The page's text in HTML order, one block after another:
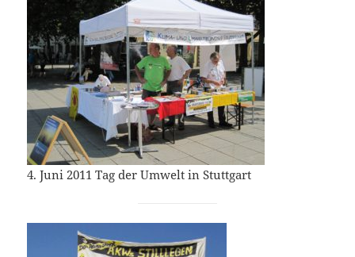
4. Juni 2011 Tag der Umwelt in Stuttgart